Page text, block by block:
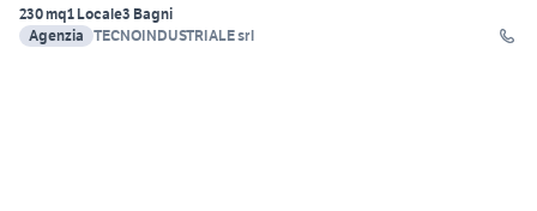
230 mq1 Locale3 Bagni
Agenzia TECNOINDUSTRIALE srl